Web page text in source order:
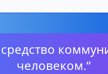
человеком.“